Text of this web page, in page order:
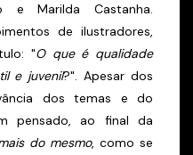
e Marilda Castanha.
de ilustradores,
"O que é qualidade
e juvenil?". Apesar dos
dos temas e do
pensado, ao final da
do mesmo, como se